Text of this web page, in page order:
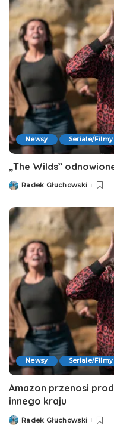
Newsy Seriale/Filmy
„The Wilds”
PostedRadek Głuchowski
Newsy Seriale/Filmy
Amazon przenosi
innego kraju
PostedRadek Głuchowski